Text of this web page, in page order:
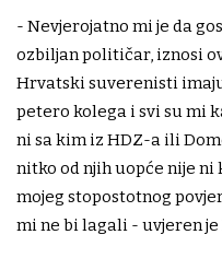
- Nevjerojatno mi je da
ozbiljan političar, iznosi
Hrvatski suverenisti
petero kolega i svi su mi
ni sa kim iz HDZ-a ili
nitko od njih uopće nije
mojeg stopostotnog
mi ne bi lagali - uvjeren je